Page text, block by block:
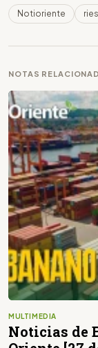
Notioriente
NOTAS
MULTIMEDIA
Noticias de